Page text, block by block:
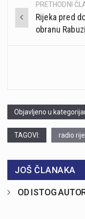
Post
navigation
PRETHODNI
Rijeka pred
obranu
Objavljeno u
TAGOVI: radio
JOŠ ČLANAKA
OD ISTOG